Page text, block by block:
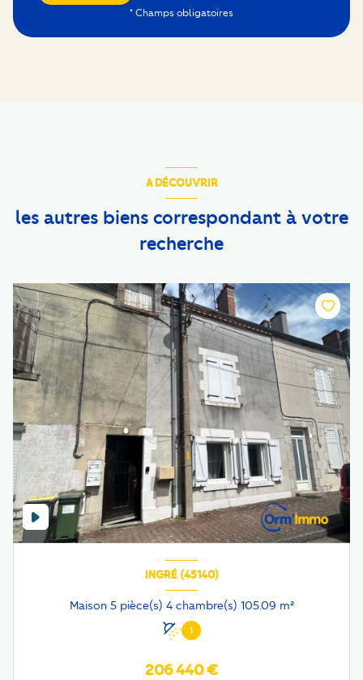
* Champs obligatoires
A DÉCOUVRIR
les autres biens correspondant à votre
recherche
INGRÉ (45140)
Maison 5 pièce(s) 4 chambre(s) 105.09 m²
1
206 440 €